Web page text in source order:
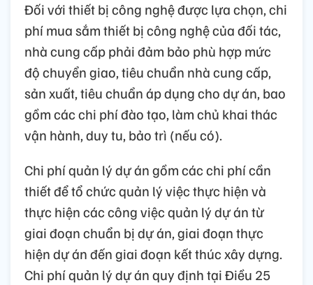
Đối với thiết bị công nghệ được lựa chọn, chi
phí mua sắm thiết bị công nghệ của đối tác,
nhà cung cấp phải đảm bảo phù hợp mức
độ chuyển giao, tiêu chuẩn nhà cung cấp,
sản xuất, tiêu chuẩn áp dụng cho dự án, bao
gồm các chi phí đào tạo, làm chủ khai thác
vận hành, duy tu, bảo trì (nếu có).
Chi phí quản lý dự án gồm các chi phí cần
thiết để tổ chức quản lý việc thực hiện và
thực hiện các công việc quản lý dự án từ
giai đoạn chuẩn bị dự án, giai đoạn thực
hiện dự án đến giai đoạn kết thúc xây dựng.
Chi phí quản lý dự án quy định tại Điều 25